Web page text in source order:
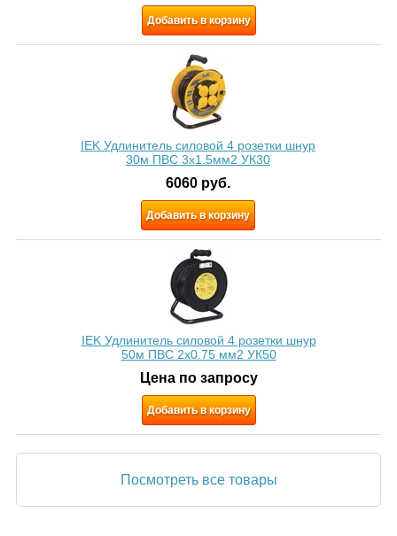
Добавить в корзину
IEK Удлинитель силовой 4 розетки шнур
30м ПВС 3х1.5мм2 УК30
6060 руб.
Добавить в корзину
IEK Удлинитель силовой 4 розетки шнур
50м ПВС 2х0.75 мм2 УК50
Цена по запросу
Добавить в корзину
Посмотреть все товары